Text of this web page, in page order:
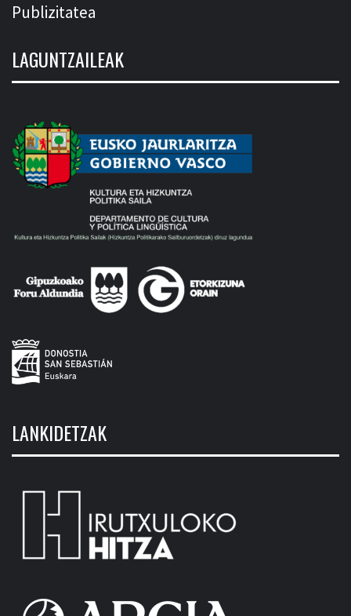
Publizitatea
LAGUNTZAILEAK
LANKIDETZAK